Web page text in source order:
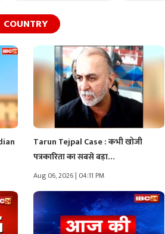
COUNTRY
Tarun Tejpal Case : कभी खोजी
पत्रकारिता का सबसे बड़ा…
Aug 06, 2026 | 04:11 PM